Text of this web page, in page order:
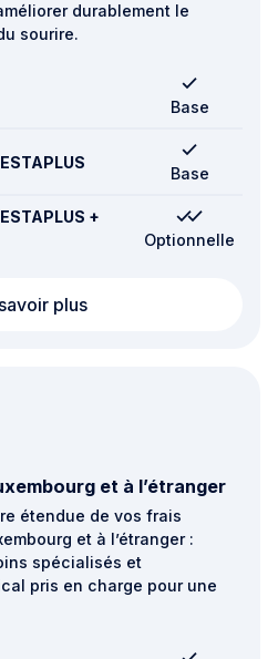
durablement le
sourire.
Base
Base
+
Optionnelle
plusOrthodontie
et à l’étranger
étendue de vos frais
et à l’étranger :
spécialisés et
pris en charge pour une